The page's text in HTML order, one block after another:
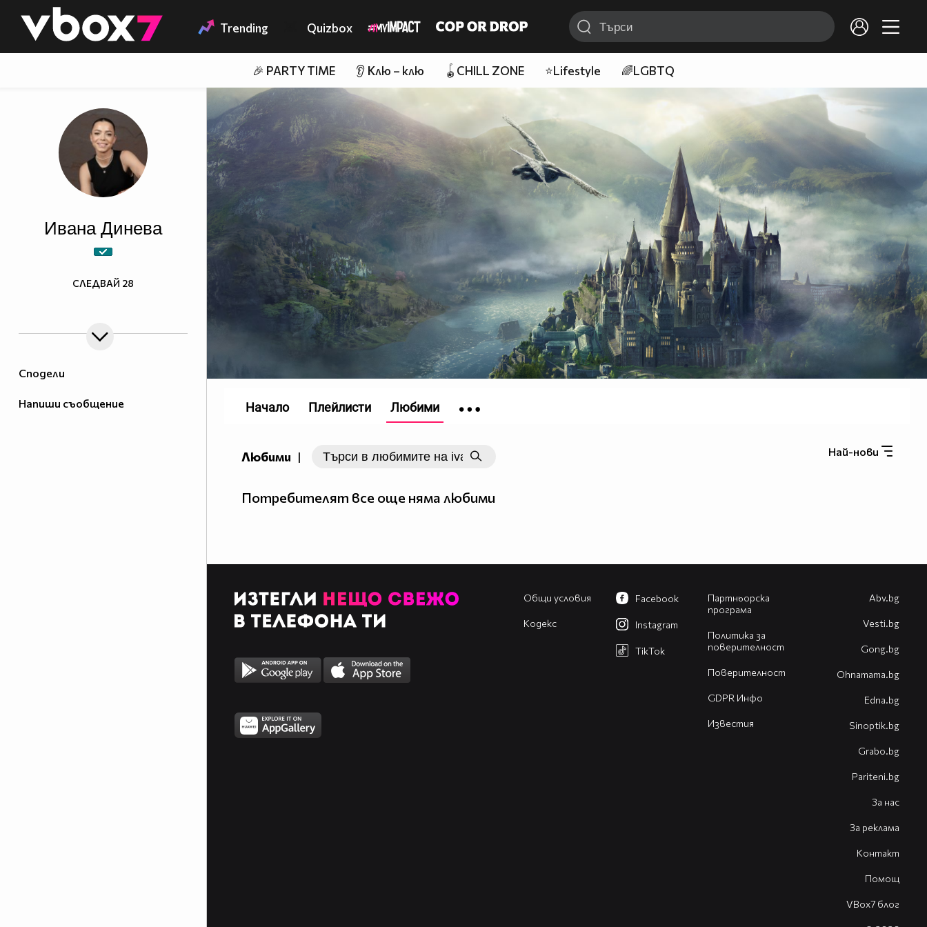
👾 Trending Quizbox
🎉 PARTY TIME 👂 Клю – клю 🪀CHILL ZONE ⭐Lifestyle 🌈LGBTQ
Сподели
Напиши съобщение
Ивана Динева
СЛЕДВАЙ 28
Любими | Най-нови
Потребителят все още няма любими
Начало Плейлисти Любими
Общи условия
Кодекс
Партньорска
програма
Политика за
поверителност
Поверителност
GDPR Инфо
Известия
Facebook
Instagram
TikTok
Abv.bg
Vesti.bg
Gong.bg
Оhnamama.bg
Edna.bg
Sinoptik.bg
Grabo.bg
Pariteni.bg
За нас
За реклама
Контакт
Помощ
VBox7 блог